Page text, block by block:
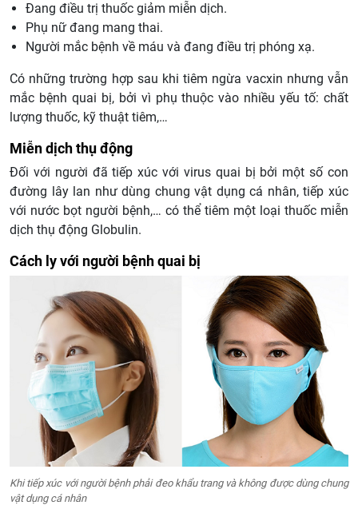
Đang điều trị thuốc giảm miễn dịch.
Phụ nữ đang mang thai.
Người mắc bệnh về máu và đang điều trị phóng xạ.
Có những trường hợp sau khi tiêm ngừa vacxin nhưng vẫn
mắc bệnh quai bị, bởi vì phụ thuộc vào nhiều yếu tố: chất
lượng thuốc, kỹ thuật tiêm,…
Miễn dịch thụ động
Đối với người đã tiếp xúc với virus quai bị bởi một số con
đường lây lan như dùng chung vật dụng cá nhân, tiếp xúc
với nước bọt người bệnh,… có thể tiêm một loại thuốc miễn
dịch thụ động Globulin.
Cách ly với người bệnh quai bị
Khi tiếp xúc với người bệnh phải đeo khẩu trang và không được dùng chung
vật dụng cá nhân